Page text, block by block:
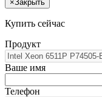
×Закрыть
Купить сейчас
Продукт
Ваше имя
Телефон